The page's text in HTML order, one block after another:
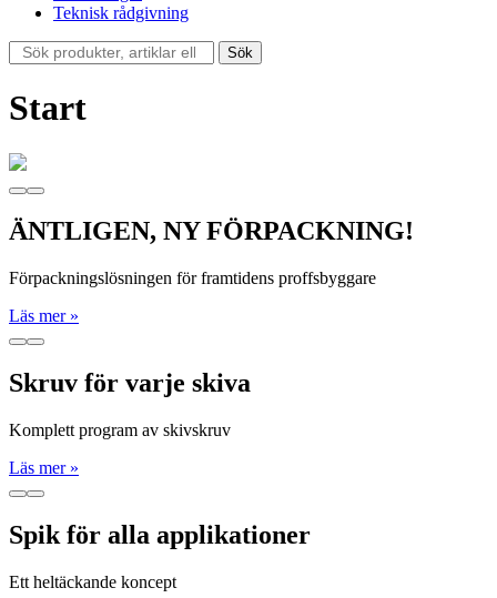
Teknisk rådgivning
Sök
efter:
Sök
Start
ÄNTLIGEN, NY FÖRPACKNING!
Förpackningslösningen för framtidens proffsbyggare
Läs mer »
Skruv för varje skiva
Komplett program av skivskruv
Läs mer »
Spik för alla applikationer
Ett heltäckande koncept